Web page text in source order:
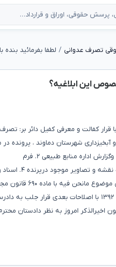
تصرف عدوانی
این ابلاغیه؟
شهرستان دماوند ، پرونده
قانون مجازات اسلامی مصوب ۱۳۷۵ همچنین